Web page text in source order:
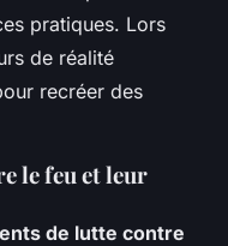
pratiques. Lors
de réalité
recréer des
le feu et leur
de lutte contre